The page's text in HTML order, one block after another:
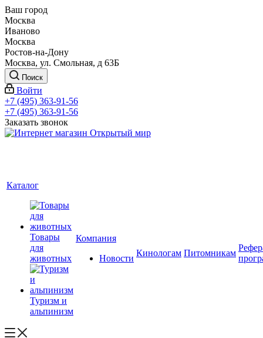
Ваш город
Москва
Иваново
Москва
Ростов-на-Дону
Москва, ул. Смольная, д 63Б
Поиск
Войти
+7 (495) 363-91-56
+7 (495) 363-91-56
Заказать звонок
Каталог
Товары
для
животных
Туризм и
альпинизм
Компания
Новости
Кинологам Питомникам